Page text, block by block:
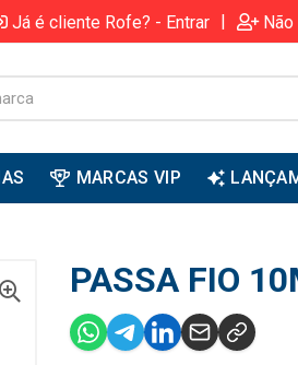
Já é cliente Rofe? - Entrar |
MARCAS VIP
PASSA FIO